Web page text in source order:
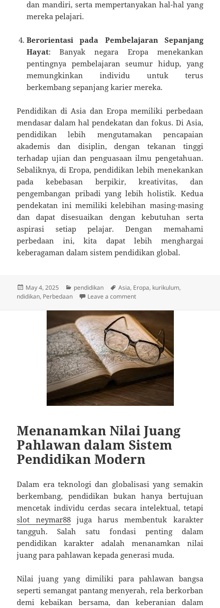
dan mandiri, serta mempertanyakan hal-hal yang
mereka pelajari.
Berorientasi pada Pembelajaran Sepanjang
Hayat: Banyak negara Eropa menekankan
pentingnya pembelajaran seumur hidup, yang
memungkinkan individu untuk terus
berkembang sepanjang karier mereka.
Pendidikan di Asia dan Eropa memiliki perbedaan
mendasar dalam hal pendekatan dan fokus. Di Asia,
pendidikan lebih mengutamakan pencapaian
akademis dan disiplin, dengan tekanan tinggi
terhadap ujian dan penguasaan ilmu pengetahuan.
Sebaliknya, di Eropa, pendidikan lebih menekankan
pada kebebasan berpikir, kreativitas, dan
pengembangan pribadi yang lebih holistik. Kedua
pendekatan ini memiliki kelebihan masing-masing
dan dapat disesuaikan dengan kebutuhan serta
aspirasi setiap pelajar. Dengan memahami
perbedaan ini, kita dapat lebih menghargai
keberagaman dalam sistem pendidikan global.
Posted
on
May 4, 2025 Categories
pendidikan Tags
Asia, Eropa, kurikulum,
ndidikan, Perbedaan Leave a commenton Apa yang Membedakan
Menanamkan Nilai Juang
Pahlawan dalam Sistem
Pendidikan Modern
Dalam era teknologi dan globalisasi yang semakin
berkembang, pendidikan bukan hanya bertujuan
mencetak individu cerdas secara intelektual, tetapi
slot neymar88juga harus membentuk karakter
tangguh. Salah satu fondasi penting dalam
pendidikan karakter adalah menanamkan nilai
juang para pahlawan kepada generasi muda.
Nilai juang yang dimiliki para pahlawan bangsa
seperti semangat pantang menyerah, rela berkorban
demi kebaikan bersama, dan keberanian dalam